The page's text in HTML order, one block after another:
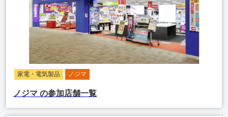
家電・電気製品 ノジマ
ノジマ の参加店舗一覧